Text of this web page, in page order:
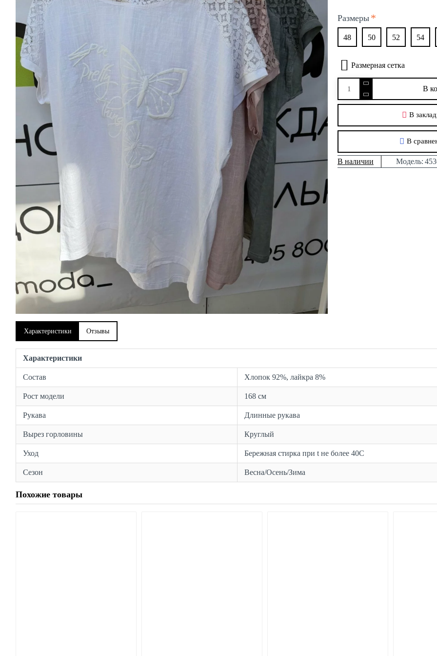
В наличии Модель:
Размеры
48 50 52 54
В
В
В
Размерная сетка
Характеристики Отзывы
Характеристики
Состав Хлопок 92%, лайкра 8%
Рост модели 168 см
Рукава Длинные рукава
Вырез горловины Круглый
Уход Бережная стирка при t не более 40С
Сезон Весна/Осень/Зима
Похожие товары